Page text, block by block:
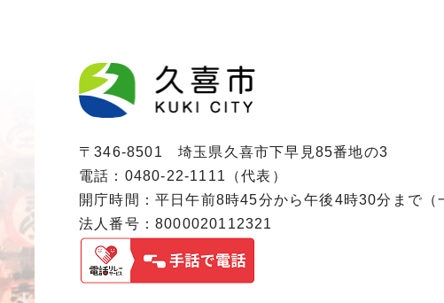
〒346-8501 埼玉県久喜市下早見85番地の3
電話：0480-22-1111（代表）
開庁時間：平日午前8時45分から午後4時30分まで（
法人番号：8000020112321